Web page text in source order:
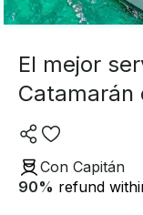
El mejor
Catamarán
Con Capitán
90% refund